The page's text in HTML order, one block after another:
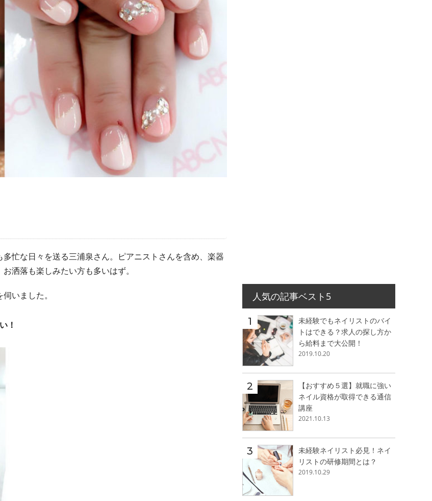
忙な日々を送る三浦泉さん。ピアニストさんを含め、楽器
洒落も楽しみたい方も多いはず。
いました。
！
人気の記事ベスト5
未経験でもネイリストのバイ
トはできる？求人の探し方か
ら給料まで大公開！
2019.10.20
【おすすめ５選】就職に強い
ネイル資格が取得できる通信
講座
2021.10.13
未経験ネイリスト必見！ネイ
リストの研修期間とは？
2019.10.29